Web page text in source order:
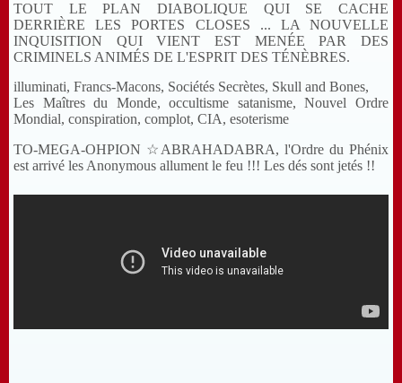
TOUT LE PLAN DIABOLIQUE QUI SE CACHE
DERRIÈRE LES PORTES CLOSES ... LA NOUVELLE
INQUISITION QUI VIENT EST MENÉE PAR DES
CRIMINELS ANIMÉS DE L'ESPRIT DES TÉNÈBRES.
illuminati, Francs-Macons, Sociétés Secrètes, Skull and Bones,
Les Maîtres du Monde, occultisme satanisme, Nouvel Ordre
Mondial, conspiration, complot, CIA, esoterisme
TO-MEGA-OHPION ☆ABRAHADABRA, l'Ordre du Phénix
est arrivé les Anonymous allument le feu !!! Les dés sont jetés !!